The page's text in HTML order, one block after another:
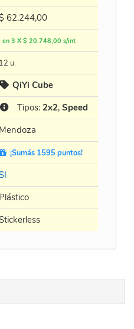
62.244,00
en 3 X $ 20.748,00 s/int
12 u.
QiYi Cube
Tipos: 2x2, Speed
Mendoza
¡Sumás 1595 puntos!
Plástico